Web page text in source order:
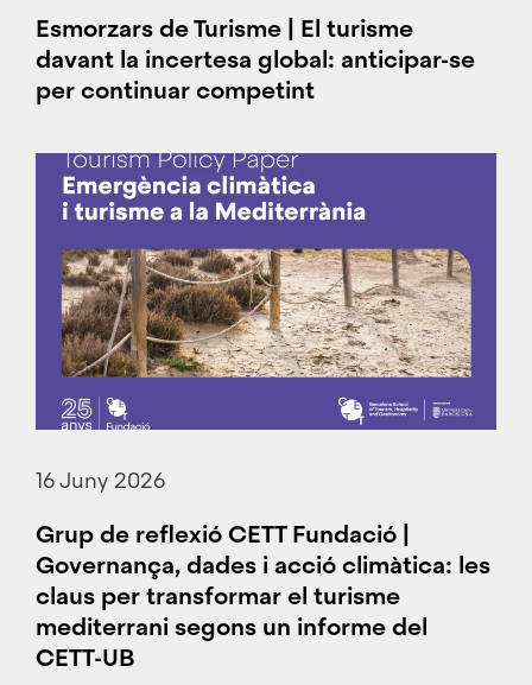
Esmorzars de Turisme | El turisme
davant la incertesa global: anticipar-se
per continuar competint
16 Juny 2026
Grup de reflexió CETT Fundació |
Governança, dades i acció climàtica: les
claus per transformar el turisme
mediterrani segons un informe del
CETT-UB